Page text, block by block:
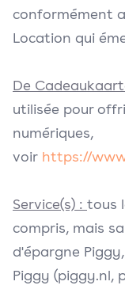
conformément
Location qui
De
utilisée pour
numériques,
voir https://
Service(s) : tous
compris, mais
d'épargne
Piggy (piggy.nl,